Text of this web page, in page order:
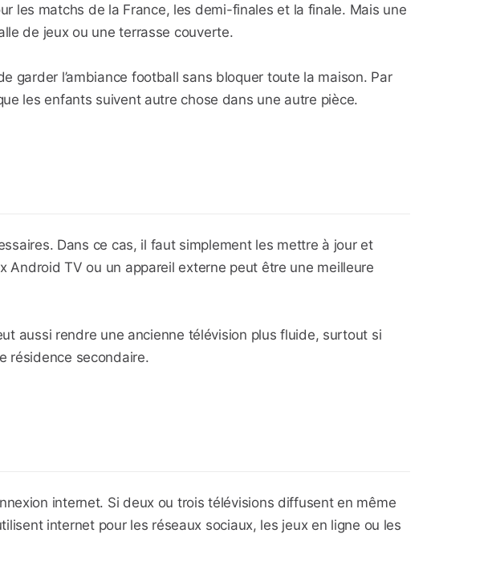
les matchs de la France, les demi-finales et la finale. Mais une
de jeux ou une terrasse couverte.
garder l’ambiance football sans bloquer toute la maison. Par
les enfants suivent autre chose dans une autre pièce.
Dans ce cas, il faut simplement les mettre à jour et
TV ou un appareil externe peut être une meilleure
aussi rendre une ancienne télévision plus fluide, surtout si
résidence secondaire.
internet. Si deux ou trois télévisions diffusent en même
internet pour les réseaux sociaux, les jeux en ligne ou les